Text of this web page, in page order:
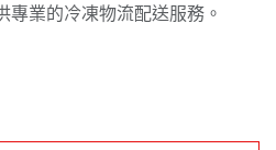
專業的冷凍物流配送服務。